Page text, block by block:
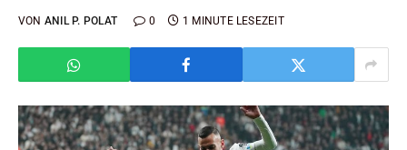
VON ANIL P. POLAT 0 1 MINUTE LESEZEIT